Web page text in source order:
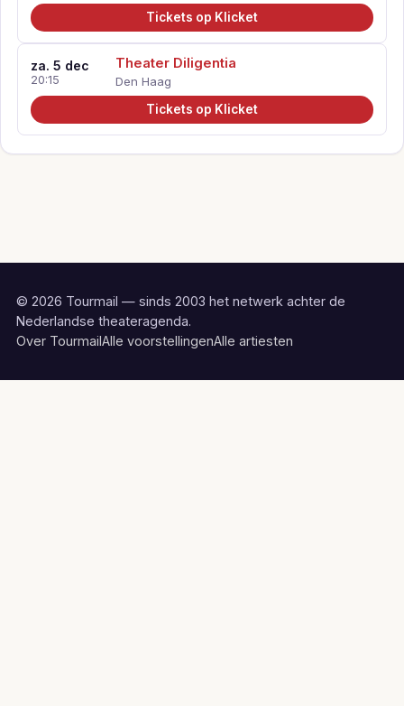
Tickets op Klicket
za. 5 dec
20:15
Theater Diligentia
Den Haag
Tickets op Klicket
© 2026 Tourmail — sinds 2003 het netwerk achter de
Nederlandse theateragenda.
Over TourmailAlle voorstellingenAlle artiesten